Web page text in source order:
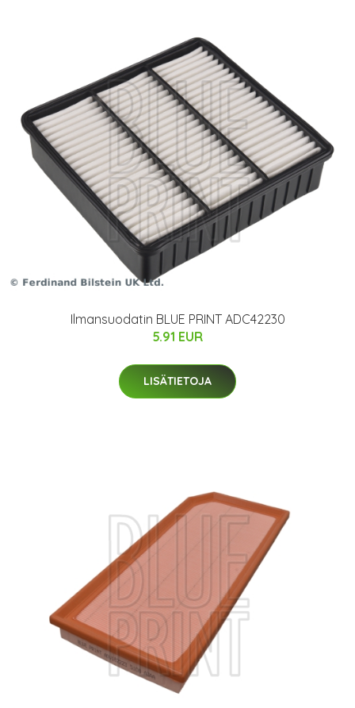
Ilmansuodatin BLUE PRINT ADC42230
5.91 EUR
LISÄTIETOJA